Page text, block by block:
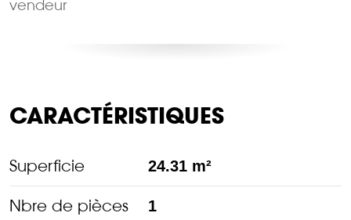
vendeur
CARACTÉRISTIQUES
Superficie 24.31 m²
Nbre de pièces 1